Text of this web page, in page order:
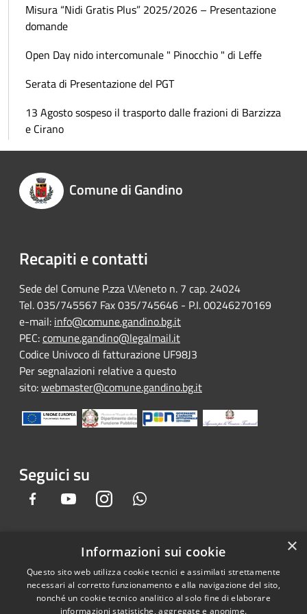
Misura “Nidi Gratis Plus” 2025/2026 – Presentazione
domande
Open Day nido intercomunale " Pinocchio " di Leffe
Serata di Presentazione del PGT
13 Agosto sospeso il trasporto dalle frazioni di Barzizza
e Cirano
Comune di Gandino
Recapiti e contatti
Sede del Comune P.zza V.Veneto n. 7 cap. 24024
Tel. 035/745567 Fax 035/745646 - P.I. 00246270169
e-mail: info@comune.gandino.bg.it
PEC:comune.gandino@legalmail.it
Codice Univoco di fatturazione UF98J3
Per segnalazioni relative a questo
sito:webmaster@comune.gandino.bg.it
Seguici su
Facebook YoutubeInstagram
Accessibilità
Privacy
Gandino • Powered by
Municipium•Accesso
×
Informazioni sui cookie
Questo sito web utilizza cookie tecnici e assimilati strettamente
necessari al corretto funzionamento e alla navigazione del sito,
nonché un cookie tecnico analitico al solo fine di elaborare
informazioni statistiche, aggregate e anonime.